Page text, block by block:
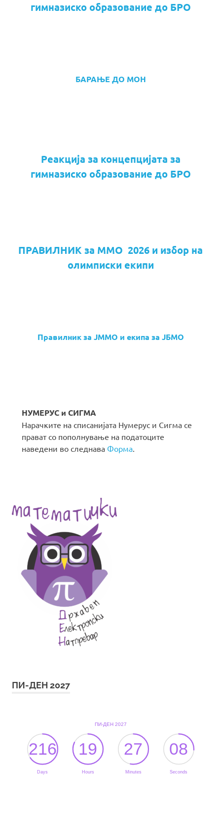
гимназиско образование до БРО
БАРАЊЕ ДО МОН
Реакција за концепцијата за
гимназиско образование до БРО
ПРАВИЛНИК за ММО 2026 и избор на
олимписки екипи
Правилник за ЈММО и екипа за ЈБМО
НУМЕРУС и СИГМА
Нарачките на списанијата Нумерус и Сигма се
прават со пополнување на податоците
наведени во следнава Форма.
ПИ-ДЕН 2027